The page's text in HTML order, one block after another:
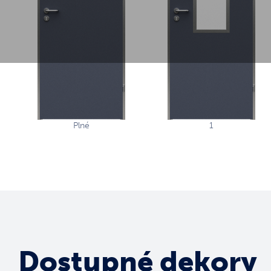
Plné 1
Dostupné dekory